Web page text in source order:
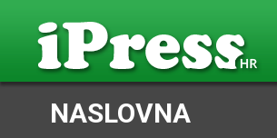
NASLOVNA